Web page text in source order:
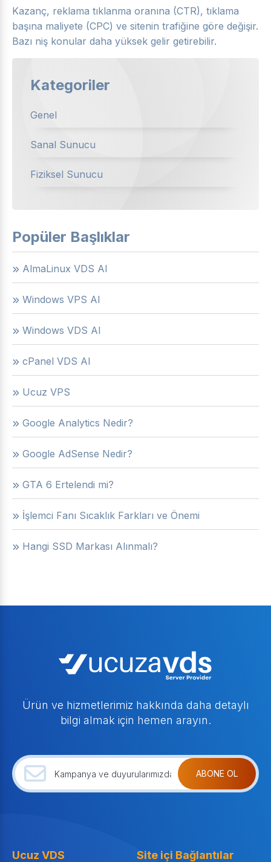
Kazanç, reklama tıklanma oranına (CTR), tıklama
başına maliyete (CPC) ve sitenin trafiğine göre değişir.
Bazı niş konular daha yüksek gelir getirebilir.
Kategoriler
Genel
Sanal Sunucu
Fiziksel Sunucu
Popüler Başlıklar
AlmaLinux VDS Al
Windows VPS Al
Windows VDS Al
cPanel VDS Al
Ucuz VPS
Google Analytics Nedir?
Google AdSense Nedir?
GTA 6 Ertelendi mi?
İşlemci Fanı Sıcaklık Farkları ve Önemi
Hangi SSD Markası Alınmalı?
Ürün ve hizmetlerimiz hakkında daha detaylı
bilgi almak için hemen arayın.
ABONE OL
Ucuz VDS Site içi Bağlantılar